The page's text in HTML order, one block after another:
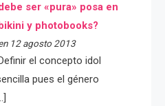
ser «pura» posa en
y photobooks?
12 agosto 2013
el concepto idol
pues el género